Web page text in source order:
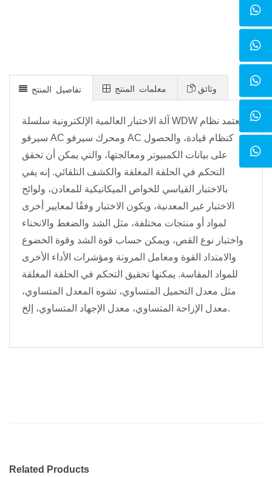
تفاصيل المنتج معلمات المنتج وثائق
آلة الاختبار العالمية الإلكترونية سلسلة WDW تعتمد نظام
سيرفو AC ومحرك سيرفو AC كنظام قيادة، والحصول
على بيانات الكمبيوتر ومعالجتها، والتي يمكن أن تحقق
التحكم في الحلقة المغلقة والكشف التلقائي. إنه يفي
بالاختبار القياسي للخواص الميكانيكية للمعادن، ولوائح
الاختبار غير المعدنية، ويكون الاختبار وفقًا لمعايير أخرى
لمواد أو منتجات مختلفة، مثل الشد والضغط والانحناء
واختبار نوع القص، ويمكن حساب قوة الشد وقوة الخضوع
والامتداد القوة ومعامل المرونة ومؤشرات الأداء الأخرى
للمواد المقاسة. يمكنها تحقيق التحكم في الحلقة المغلقة
مثل معدل التحميل المتساوي، تشوه المعدل المتساوي،
معدل الإزاحة المتساوي، معدل الإجهاد المتساوي، إلخ.
Related Products